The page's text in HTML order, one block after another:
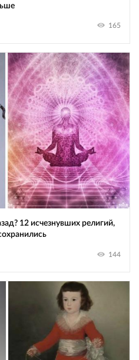
165
12 исчезнувших религий,
144